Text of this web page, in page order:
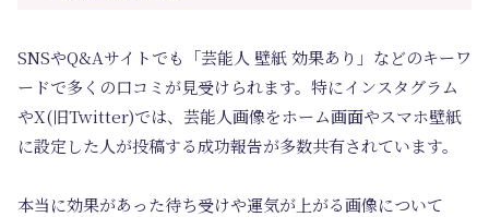
SNSやQ&Aサイトでも「芸能人 壁紙 効果あり」などのキーワ
ードで多くの口コミが見受けられます。特にインスタグラム
やX(旧Twitter)では、芸能人画像をホーム画面やスマホ壁紙
に設定した人が投稿する成功報告が多数共有されています。
本当に効果があった待ち受けや運気が上がる画像について